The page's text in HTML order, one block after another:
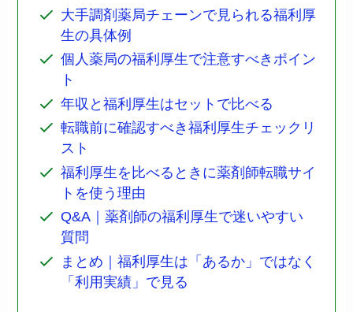
大手調剤薬局チェーンで見られる福利厚
生の具体例
個人薬局の福利厚生で注意すべきポイン
ト
年収と福利厚生はセットで比べる
転職前に確認すべき福利厚生チェックリ
スト
福利厚生を比べるときに薬剤師転職サイ
トを使う理由
Q&A｜薬剤師の福利厚生で迷いやすい
質問
まとめ｜福利厚生は「あるか」ではなく
「利用実績」で見る